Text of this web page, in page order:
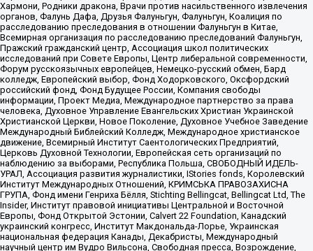
Хармони, Родники дракона, Врачи против насильственного извлечения
органов, Фалунь Дафа, Друзья Фалуньгун, Фалуньгун, Коалиция по
расследованию преследования в отношении Фалуньгун в Китае,
Всемирная организация по расследованию преследований Фалуньгун,
Пражский гражданский центр, Ассоциация школ политических
исследований при Совете Европы, Центр либеральной современности,
Форум русскоязычных европейцев, Немецко-русский обмен, Бард
колледж, Европейский выбор, Фонд Ходорковского, Оксфордский
российский фонд, Фонд Будущее России, Компания свободы
информации, Проект Медиа, Международное партнерство за права
человека, Духовное Управление Евангельских Христиан Украинской
Христианской Церкви, Новое Поколение, Духовное Учебное Заведение
Международный Библейский Колледж, Международное христианское
движение, Всемирный Институт Саентологических Предприятий,
Церковь Духовной Технологии, Европейская сеть организаций по
наблюдению за выборами, Республика Польша, СВОБОДНЫЙ ИДЕЛЬ-
УРАЛ, Ассоциация развития журналистики, IStories fonds, Королевский
Институт Международных Отношений, КРИМСЬКА ПРАВОЗАХИСНА
ГРУПА, Фонд имени Генриха Бёлля, Stichting Bellingcat, Bellingcat Ltd, The
Insider, Институт правовой инициативы Центральной и Восточной
Европы, Фонд Открытой Эстонии, Calvert 22 Foundation, Канадский
украинский конгресс, Институт Макдональда-Лорье, Украинская
национальная федерация Канады, Декабристы, Международный
научный центр им Вудро Вильсона, Свободная пресса, Возрождение,